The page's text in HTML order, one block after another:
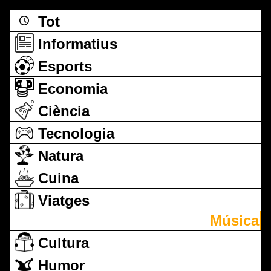
Tot
Informatius
Esports
Economia
Ciència
Tecnologia
Natura
Cuina
Viatges
Música
Cultura
Humor